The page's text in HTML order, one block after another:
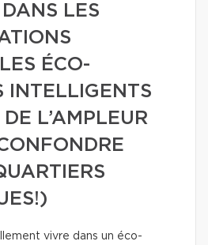
LES
ÉCO-
INTELLIGENTS
L’AMPLEUR
vivre dans un éco-